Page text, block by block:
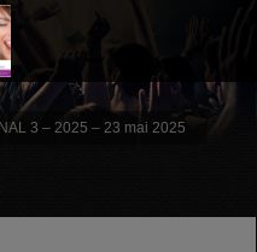
3 – 2025 – 23 mai 2025